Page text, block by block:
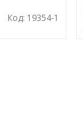
Код: 19354-1